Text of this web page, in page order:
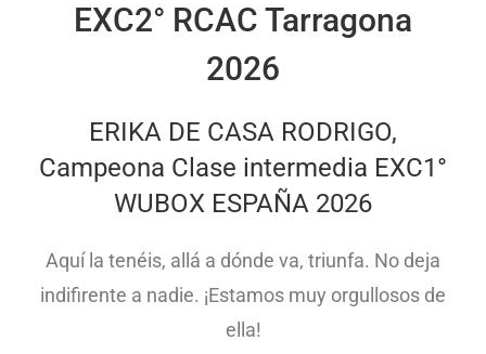
EXC2° RCAC Tarragona
2026
ERIKA DE CASA RODRIGO,
Campeona Clase intermedia EXC1°
WUBOX ESPAÑA 2026
Aquí la tenéis, allá a dónde va, triunfa. No deja
indifirente a nadie. ¡Estamos muy orgullosos de
ella!